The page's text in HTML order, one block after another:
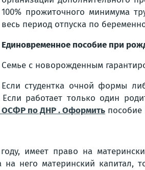
100% прожиточного минимума
весь период отпуска по
Единовременное пособие при
Семье с новорожденным
Если студентка очной формы
работает только один
ОСФР по ДНР . Оформить пособие
имеет право на
него материнский